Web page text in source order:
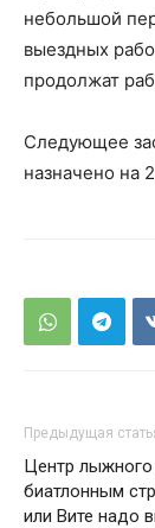
небольшой
выездных
продолжат
Следующее
назначено на
Предыдущая
Центр лыжного
биатлонным
или Вите надо